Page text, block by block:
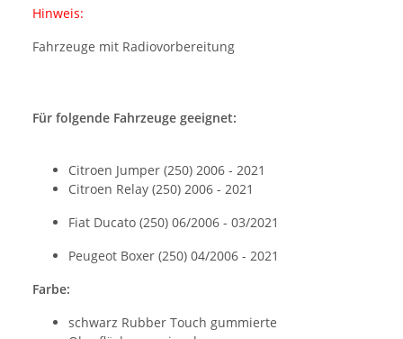
Hinweis:
Fahrzeuge mit Radiovorbereitung
Für folgende Fahrzeuge geeignet:
Citroen Jumper (250) 2006 - 2021
Citroen Relay (250) 2006 - 2021
Fiat Ducato (250) 06/2006 - 03/2021
Peugeot Boxer (250) 04/2006 - 2021
Farbe:
schwarz Rubber Touch gummierte